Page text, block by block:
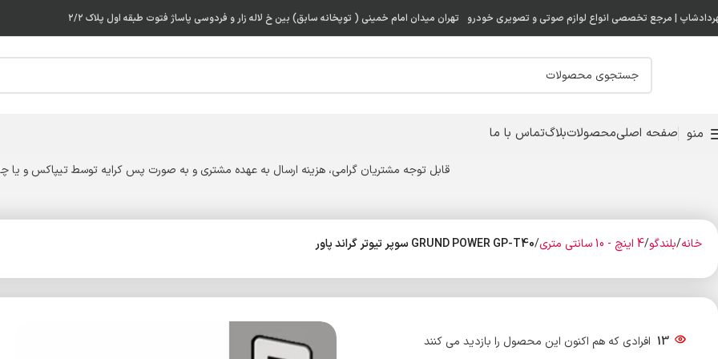
| مرجع تخصصی انواع لوازم صوتی و تصویری خودرو تهران میدان امام خمینی ( توپخانه سابق) بین خ لاله زار و فردوسی پاساژ فتوت طبقه اول پلاک ۲/۲
منو صفحه اصلیمحصولاتبلاگتماس با ما
قابل توجه مشتریان گرامی، هزینه ارسال به عهده مشتری و به صورت پس کرایه توسط تیپاکس و یا
خانه بلندگو 4 اینچ - 10 سانتی متری GRUND POWER GP-T40 سوپر تیوتر گراند پاور
13 افرادی که هم اکنون این محصول را بازدید می کنند